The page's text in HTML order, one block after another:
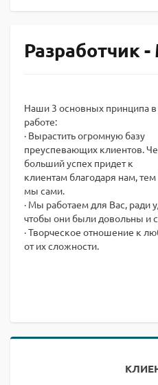
Разработчик
Наши 3 основных принципа в
работе:
· Вырастить огромную базу
преуспевающих клиентов.
больший успех придет к
клиентам благодаря нам,
мы сами.
· Мы работаем для Вас, ради
чтобы они были довольны и
· Творческое отношение к
от их сложности.